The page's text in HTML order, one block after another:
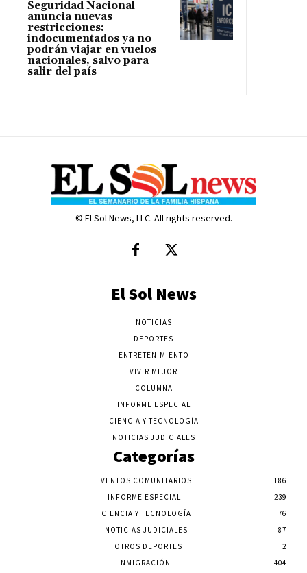
Seguridad Nacional
anuncia nuevas
restricciones:
indocumentados ya no
podrán viajar en vuelos
nacionales, salvo para
salir del país
© El Sol News, LLC. All rights reserved.
El Sol News
NOTICIAS
DEPORTES
ENTRETENIMIENTO
VIVIR MEJOR
COLUMNA
INFORME ESPECIAL
CIENCIA Y TECNOLOGÍA
NOTICIAS JUDICIALES
Categorías
EVENTOS COMUNITARIOS
186
INFORME ESPECIAL
239
CIENCIA Y TECNOLOGÍA
76
NOTICIAS JUDICIALES
87
OTROS DEPORTES
2
INMIGRACIÓN
404